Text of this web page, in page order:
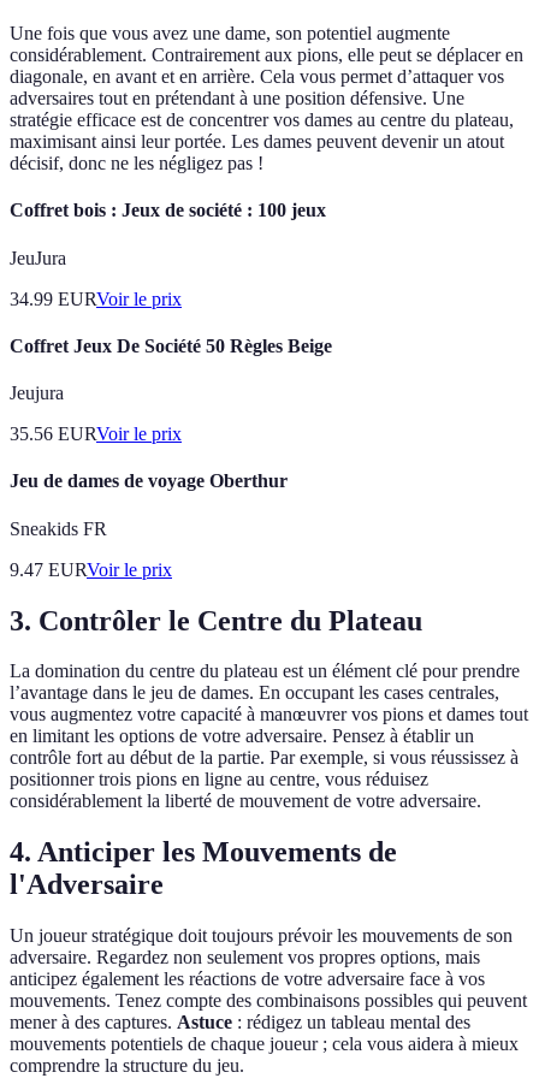
Une fois que vous avez une dame, son potentiel augmente
considérablement. Contrairement aux pions, elle peut se déplacer en
diagonale, en avant et en arrière. Cela vous permet d’attaquer vos
adversaires tout en prétendant à une position défensive. Une
stratégie efficace est de concentrer vos dames au centre du plateau,
maximisant ainsi leur portée. Les dames peuvent devenir un atout
décisif, donc ne les négligez pas !
Coffret bois : Jeux de société : 100 jeux
JeuJura
34.99 EURVoir le prix
Coffret Jeux De Société 50 Règles Beige
Jeujura
35.56 EURVoir le prix
Jeu de dames de voyage Oberthur
Sneakids FR
9.47 EURVoir le prix
3. Contrôler le Centre du Plateau
La domination du centre du plateau est un élément clé pour prendre
l’avantage dans le jeu de dames. En occupant les cases centrales,
vous augmentez votre capacité à manœuvrer vos pions et dames tout
en limitant les options de votre adversaire. Pensez à établir un
contrôle fort au début de la partie. Par exemple, si vous réussissez à
positionner trois pions en ligne au centre, vous réduisez
considérablement la liberté de mouvement de votre adversaire.
4. Anticiper les Mouvements de
l'Adversaire
Un joueur stratégique doit toujours prévoir les mouvements de son
adversaire. Regardez non seulement vos propres options, mais
anticipez également les réactions de votre adversaire face à vos
mouvements. Tenez compte des combinaisons possibles qui peuvent
mener à des captures. Astuce : rédigez un tableau mental des
mouvements potentiels de chaque joueur ; cela vous aidera à mieux
comprendre la structure du jeu.